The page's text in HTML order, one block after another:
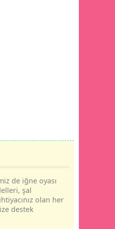
de iğne oyası
şal
olan her
destek